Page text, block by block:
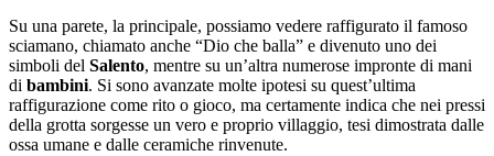
Su una parete, la principale, possiamo vedere raffigurato il famoso
sciamano, chiamato anche “Dio che balla” e divenuto uno dei
simboli del Salento, mentre su un’altra numerose impronte di mani
di bambini. Si sono avanzate molte ipotesi su quest’ultima
raffigurazione come rito o gioco, ma certamente indica che nei pressi
della grotta sorgesse un vero e proprio villaggio, tesi dimostrata dalle
ossa umane e dalle ceramiche rinvenute.